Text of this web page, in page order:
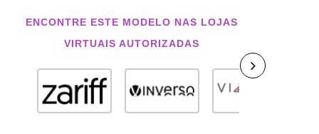
ENCONTRE ESTE MODELO NAS LOJAS
VIRTUAIS AUTORIZADAS